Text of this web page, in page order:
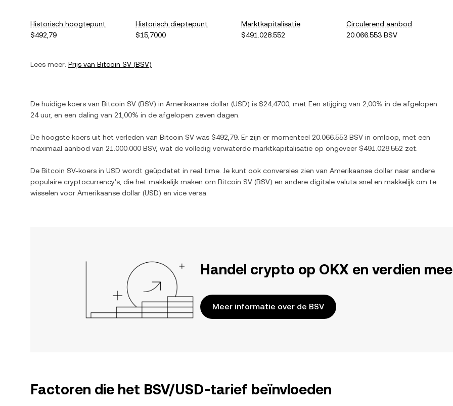
Historisch hoogtepunt
$492,79
Historisch dieptepunt
$15,7000
Marktkapitalisatie
$491.028.552
Circulerend aanbod
20.066.553 BSV
Lees meer: Prijs van Bitcoin SV (BSV)
De huidige koers van Bitcoin SV (BSV) in Amerikaanse dollar (USD) is $24,4700 , met Een stijging van 2,00% in de afgelopen
24 uur, en een daling van 21,00% in de afgelopen zeven dagen.
De hoogste koers uit het verleden van Bitcoin SV was $492,79 . Er zijn er momenteel 20.066.553 BSV in omloop, met een
maximaal aanbod van 21.000.000 BSV, wat de volledig verwaterde marktkapitalisatie op ongeveer $491.028.552 zet.
De Bitcoin SV-koers in USD wordt geüpdatet in real time. Je kunt ook conversies zien van Amerikaanse dollar naar andere
populaire cryptocurrency's, die het makkelijk maken om Bitcoin SV (BSV) en andere digitale valuta snel en makkelijk om te
wisselen voor Amerikaanse dollar (USD) en vice versa.
Handel crypto op OKX en verdien
Meer informatie over de BSV
Factoren die het BSV/USD-tarief beïnvloeden